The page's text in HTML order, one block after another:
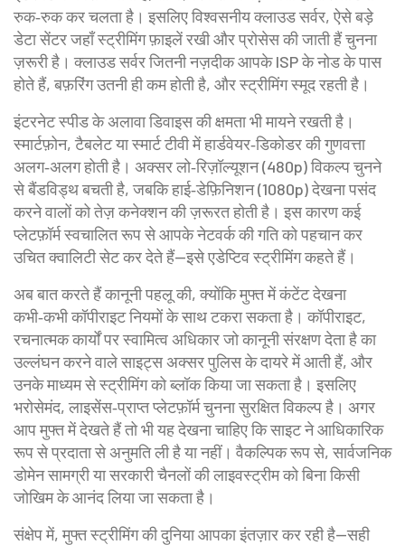
रुक‑रुक कर चलता है। इसलिए विश्वसनीयक्लाउड सर्वर,ऐसे बड़े
डेटा सेंटर जहाँ स्ट्रीमिंग फ़ाइलें रखी और प्रोसेस की जाती हैंचुनना
ज़रूरी है। क्लाउड सर्वर जितनी नज़दीक आपके ISP के नोड के पास
होते हैं, बफ़रिंग उतनी ही कम होती है, और स्ट्रीमिंग स्मूद रहती है।
इंटरनेट स्पीड के अलावा डिवाइस की क्षमता भी मायने रखती है।
स्मार्टफ़ोन, टैबलेट या स्मार्ट टीवी में हार्डवेयर‑डिकोडर की गुणवत्ता
अलग‑अलग होती है। अक्सर लो‑रिज़ॉल्यूशन (480p) विकल्प चुनने
से बैंडविड्थ बचती है, जबकि हाई‑डेफ़िनिशन (1080p) देखना पसंद
करने वालों को तेज़ कनेक्शन की ज़रूरत होती है। इस कारण कई
प्लेटफ़ॉर्म स्वचालित रूप से आपके नेटवर्क की गति को पहचान कर
उचित क्वालिटी सेट कर देते हैं—इसे एडेप्टिव स्ट्रीमिंग कहते हैं।
अब बात करते हैं कानूनी पहलू की, क्योंकि मुफ्त में कंटेंट देखना
कभी‑कभी कॉपीराइट नियमों के साथ टकरा सकता है।कॉपीराइट,
रचनात्मक कार्यों पर स्वामित्व अधिकार जो कानूनी संरक्षण देता हैका
उल्लंघन करने वाले साइट्स अक्सर पुलिस के दायरे में आती हैं, और
उनके माध्यम से स्ट्रीमिंग को ब्लॉक किया जा सकता है। इसलिए
भरोसेमंद, लाइसेंस‑प्राप्त प्लेटफ़ॉर्म चुनना सुरक्षित विकल्प है। अगर
आप मुफ्त में देखते हैं तो भी यह देखना चाहिए कि साइट ने आधिकारिक
रूप से प्रदाता से अनुमति ली है या नहीं। वैकल्पिक रूप से, सार्वजनिक
डोमेन सामग्री या सरकारी चैनलों की लाइवस्ट्रीम को बिना किसी
जोखिम के आनंद लिया जा सकता है।
संक्षेप में, मुफ्त स्ट्रीमिंग की दुनिया आपका इंतज़ार कर रही है—सही